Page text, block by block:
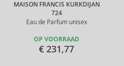
MAISON FRANCIS KURKDIJAN
724
Eau de Parfum unisex
OP VOORRAAD
€ 231,77